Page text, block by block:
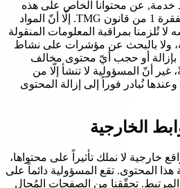
عن محتوانا الخاص على هذه
الصفحات بموجب المادة 7 الفقرة 1 من قانون TMG. إلّا أنّ المواد
نفسه لا تُلزمنا بمراقبة المعلومات المنقولة
ولا بالبحث عن مؤشرات على نشاط
بإزالة أو حجب أيّ محتوى مخالف
غير أنّ المسؤولية لا تنشأ إلّا من
نُبادر فوراً إلى إزالة المحتوى
الخارجية
خارجية لا نملك تأثيراً على محتواها،
هذا المحتوى. تقع المسؤولية دائماً على
تحقّقنا من الصفحات المُحال